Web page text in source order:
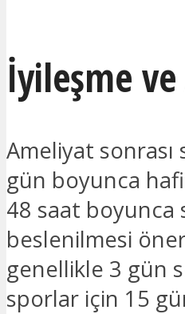
İyileşme
Ameliyat
gün boyunca
48 saat boyunca
beslenilmesi
genellikle 3 gün
sporlar için 15